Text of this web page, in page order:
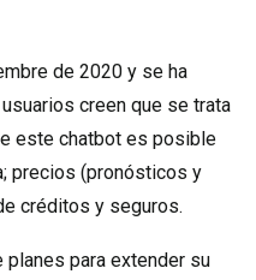
de 2020 y se ha
creen que se trata
este chatbot es posible
precios (pronósticos y
créditos y seguros.
planes para extender su